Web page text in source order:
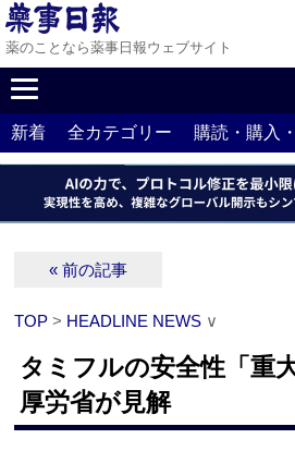
薬のことなら薬事日報ウェブサイト
新着 全カテゴリー 購読・購入
« 前の記事
TOP > HEADLINE NEWS ∨
タミフルの安全性「重
厚労省が見解